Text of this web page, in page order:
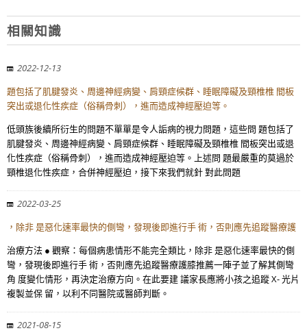
相關知識
2022-12-13
題包括了肌腱發炎、周邊神經病變、肩頸症候群、睡眠障礙及頸椎椎 間板
突出或退化性疾症（俗稱骨刺），進而造成神經壓迫等。
低頭族後續所衍生的問題不單單是令人詬病的視力問題，這些問 題包括了
肌腱發炎、周邊神經病變、肩頸症候群、睡眠障礙及頸椎椎 間板突出或退
化性疾症（俗稱骨刺），進而造成神經壓迫等。上述問 題最嚴重的莫過於
頸椎退化性疾症，合併神經壓迫，接下來我們就針 對此問題
2022-03-25
，除非 是惡化速率最快的側彎，發現後即進行手 術，否則應先追蹤醫療護
治療方法 ● 觀察：每個病患情形不能完全類比，除非 是惡化速率最快的側
彎，發現後即進行手 術，否則應先追蹤醫療護膝推薦一陣子並了解其側彎
角 度變化情形，再決定治療方向。在此要建 議家長應將小孩之追蹤 X- 光片
複製並保 留，以利不同醫院或醫師判斷。
2021-08-15